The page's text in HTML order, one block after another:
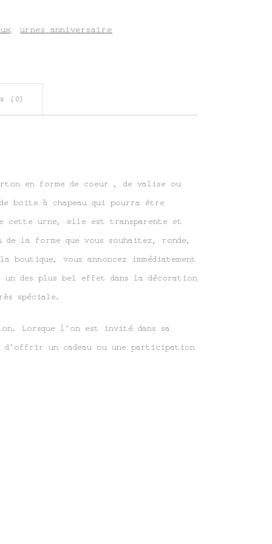
, urnes anniversaire
(0)
en forme de coeur , de valise ou
boite à chapeau qui pourra être
cette urne, elle est transparente et
la forme que vous souhaitez, ronde,
vous annoncez immédiatement
des plus bel effet dans la décoration
spéciale.
Lorsque l’on est invité dans sa
d’offrir un cadeau ou une participation